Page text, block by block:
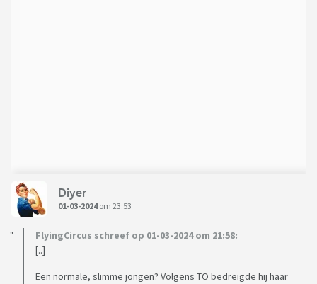
Diyer
01-03-2024om 23:53
FlyingCircus schreef op 01-03-2024 om 21:58:
[..]
Een normale, slimme jongen? Volgens TO bedreigde hij haar